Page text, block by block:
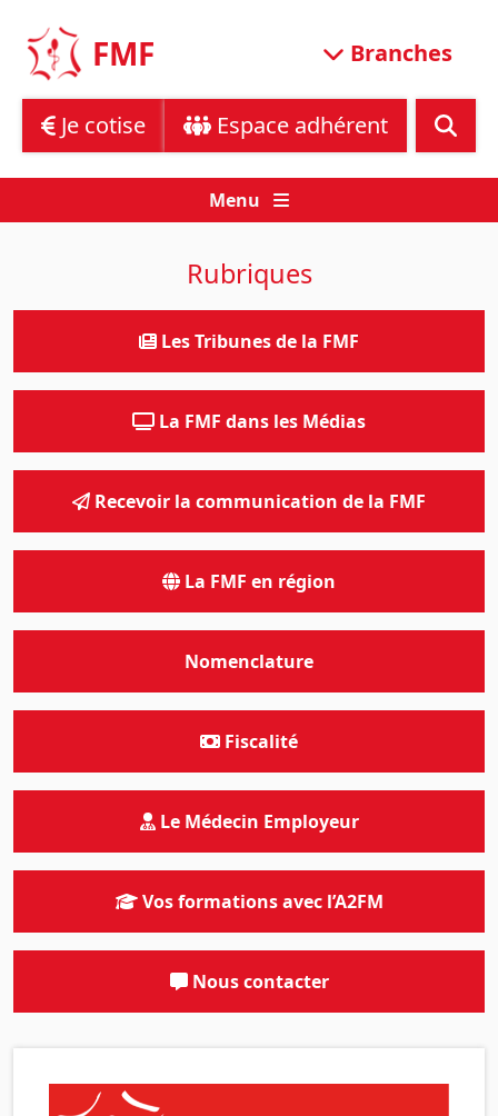
content
FMF Branches
Je cotise Espace adhérent
Menu
Rubriques
Les Tribunes de la FMF
La FMF dans les Médias
Recevoir la communication de la FMF
La FMF en région
Nomenclature
Fiscalité
Le Médecin Employeur
Vos formations avec l’A2FM
Nous contacter